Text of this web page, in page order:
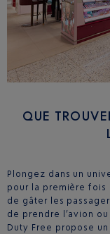
QUE
Plongez dans un
pour la première fois
de gâter les
de prendre l’avion
Duty Free propose